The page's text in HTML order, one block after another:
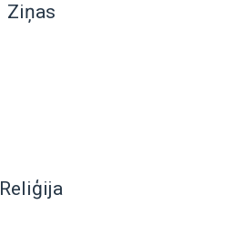
Ziņas
Reliģija